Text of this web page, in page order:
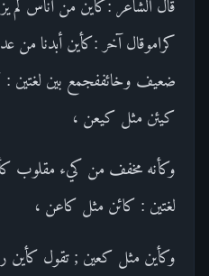
قال الشاعر :كأين من أناس لم
كراموقال آخر :كأين أبدنا من
ضعيف وخائففجمع بين لغتين :
كيئن مثل كيعن ،
وكأنه مخفف من كيء مقلوب
لغتين : كائن مثل كاعن ،
وكأين مثل كعين ; تقول كأين